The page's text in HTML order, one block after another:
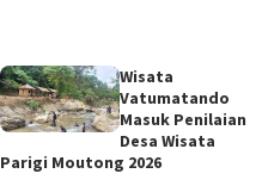
Wisata
Vatumatando
Masuk Penilaian
Desa Wisata
Parigi Moutong 2026